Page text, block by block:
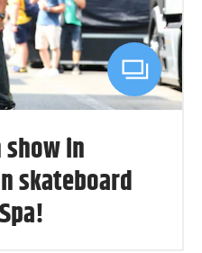
in
skateboard